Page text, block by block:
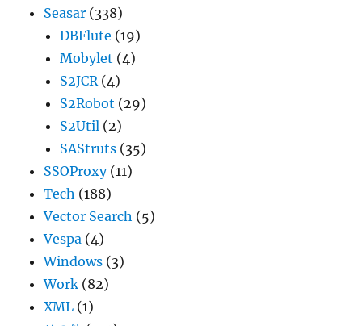
Seasar (338)
DBFlute (19)
Mobylet (4)
S2JCR(4)
S2Robot (29)
S2Util (2)
SAStruts (35)
SSOProxy(11)
Tech (188)
Vector Search (5)
Vespa (4)
Windows (3)
Work (82)
XML (1)